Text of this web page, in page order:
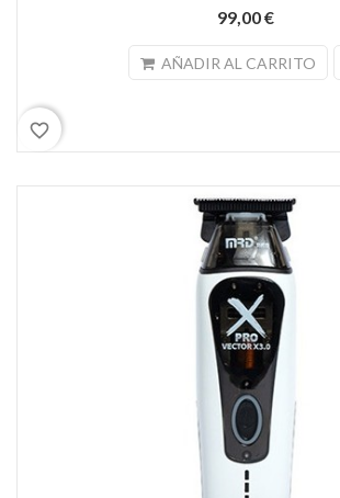
99,00 €
AÑADIR AL CARRITO
favorite_border